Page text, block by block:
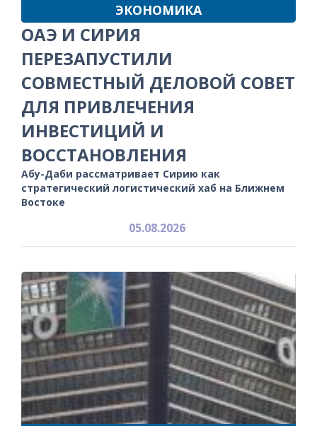
ЭКОНОМИКА
ОАЭ И СИРИЯ
ПЕРЕЗАПУСТИЛИ
СОВМЕСТНЫЙ ДЕЛОВОЙ СОВЕТ
ДЛЯ ПРИВЛЕЧЕНИЯ
ИНВЕСТИЦИЙ И
ВОССТАНОВЛЕНИЯ
Абу-Даби рассматривает Сирию как
стратегический логистический хаб на Ближнем
Востоке
05.08.2026